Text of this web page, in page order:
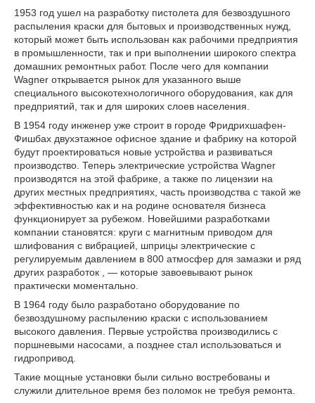
1953 год ушел на разработку пистолета для безвоздушного
распыления краски для бытовых и производственных нужд,
который может быть использован как рабочими предприятия
в промышленности, так и при выполнении широкого спектра
домашних ремонтных работ. После чего для компании
Wagner открывается рынок для указанного выше
специального высокотехнологичного оборудования, как для
предприятий, так и для широких слоев населения.
В 1954 году инженер уже строит в городе Фридрихшафен-
Фишбах двухэтажное офисное здание и фабрику на которой
будут проектироваться новые устройства и развиваться
производство. Теперь электрические устройства Wagner
производятся на этой фабрике, а также по лицензии на
других местных предприятиях, часть производства с такой же
эффективностью как и на родине основателя бизнеса
функционирует за рубежом. Новейшими разработками
компании становятся: круги с магнитным приводом для
шлифования с вибрацией, шприцы электрические с
регулируемым давлением в 800 атмосфер для замазки и ряд
других разработок , — которые завоевывают рынок
практически моментально.
В 1964 году было разработано оборудование по
безвоздушному распылению краски с использованием
высокого давления. Первые устройства производились с
поршневыми насосами, а позднее стал использоваться и
гидропривод.
Такие мощные установки были сильно востребованы и
служили длительное время без поломок не требуя ремонта.